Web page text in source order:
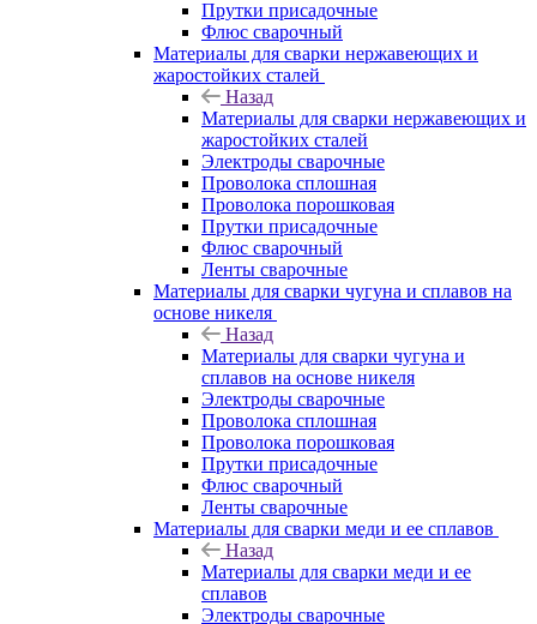
Прутки присадочные
Флюс сварочный
Материалы для сварки нержавеющих и
жаростойких сталей
Назад
Материалы для сварки нержавеющих и
жаростойких сталей
Электроды сварочные
Проволока сплошная
Проволока порошковая
Прутки присадочные
Флюс сварочный
Ленты сварочные
Материалы для сварки чугуна и сплавов на
основе никеля
Назад
Материалы для сварки чугуна и
сплавов на основе никеля
Электроды сварочные
Проволока сплошная
Проволока порошковая
Прутки присадочные
Флюс сварочный
Ленты сварочные
Материалы для сварки меди и ее сплавов
Назад
Материалы для сварки меди и ее
сплавов
Электроды сварочные